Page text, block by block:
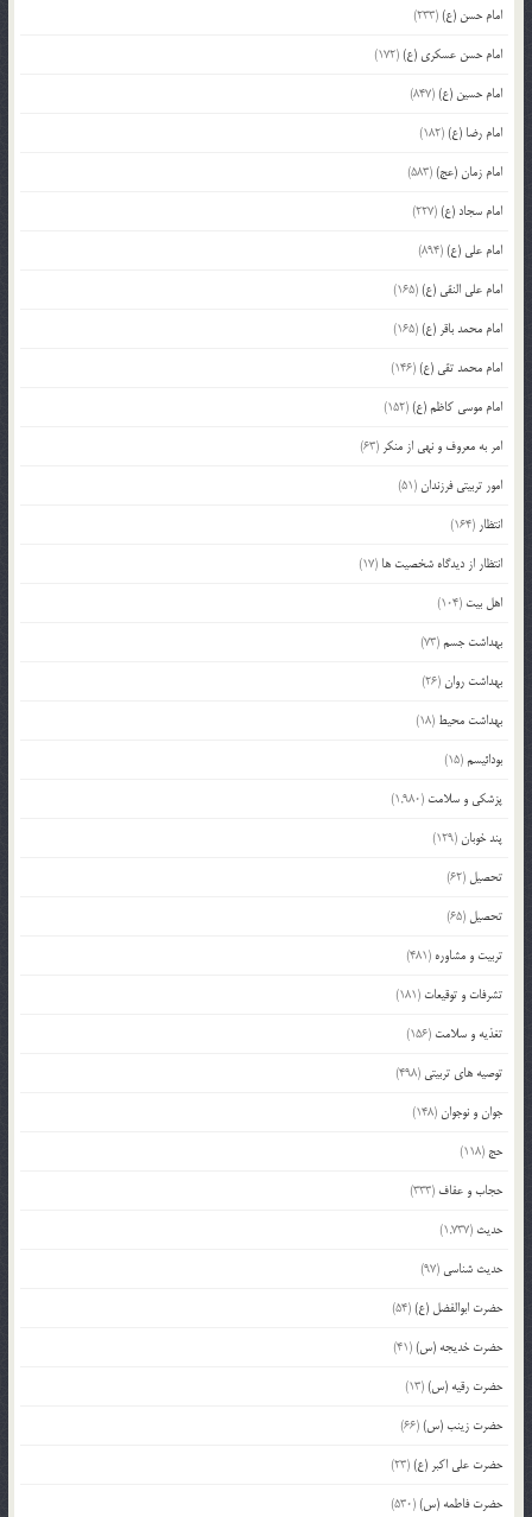
امام حسن (ع)(233)
امام حسن عسکری (ع)(172)
امام حسین (ع)(847)
امام رضا (ع)(182)
امام زمان (عج)(583)
امام سجاد (ع)(227)
امام علی (ع)(894)
امام علی النقی (ع)(165)
امام محمد باقر (ع)(165)
امام محمد تقی (ع)(146)
امام موسی کاظم (ع)(152)
امر به معروف و نهی از منکر (63)
امور تربیتی فرزندان(51)
انتظار (164)
انتظار از دیدگاه شخصیت ها (17)
اهل بیت (104)
بهداشت جسم(73)
بهداشت روان(26)
بهداشت محیط (18)
بودائیسم(15)
پزشکی و سلامت (1,980)
پند خوبان(129)
تحصیل (62)
تحصیل (65)
تربیت و مشاوره (481)
تشرفات و توقیعات (181)
تغذیه و سلامت (156)
توصیه های تربیتی (498)
جوان و نوجوان(148)
حج (118)
حجاب و عفاف (333)
حدیث (1,737)
حدیث شناسی (97)
حضرت ابوالفضل (ع)(54)
حضرت خدیجه (س)(41)
حضرت رقیه (س)(13)
حضرت زینب (س)(66)
حضرت علی اکبر (ع)(23)
حضرت فاطمه (س)(530)